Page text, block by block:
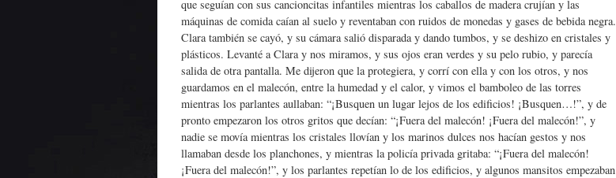
que seguían con sus cancioncitas infantiles mientras los caballos de madera crujían y las
máquinas de comida caían al suelo y reventaban con ruidos de monedas y gases de bebida negra.
Clara también se cayó, y su cámara salió disparada y dando tumbos, y se deshizo en cristales y
plásticos. Levanté a Clara y nos miramos, y sus ojos eran verdes y su pelo rubio, y parecía
salida de otra pantalla. Me dijeron que la protegiera, y corrí con ella y con los otros, y nos
guardamos en el malecón, entre la humedad y el calor, y vimos el bamboleo de las torres
mientras los parlantes aullaban: “¡Busquen un lugar lejos de los edificios! ¡Busquen…!”, y de
pronto empezaron los otros gritos que decían: “¡Fuera del malecón! ¡Fuera del malecón!”, y
nadie se movía mientras los cristales llovían y los marinos dulces nos hacían gestos y nos
llamaban desde los planchones, y mientras la policía privada gritaba: “¡Fuera del malecón!
¡Fuera del malecón!”, y los parlantes repetían lo de los edificios, y algunos mansitos empezaban